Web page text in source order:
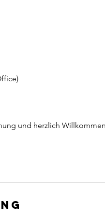
und herzlich